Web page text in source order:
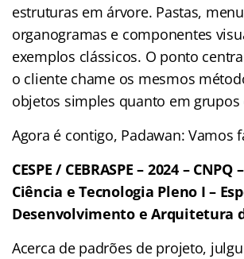
estruturas em árvore. Pastas,
organogramas e componentes
exemplos clássicos. O ponto
o cliente chame os mesmos
objetos simples quanto em grupos
Agora é contigo, Padawan: Vamos
CESPE / CEBRASPE – 2024 –
Ciência e Tecnologia Pleno I –
Desenvolvimento e Arquitetura
Acerca de padrões de projeto,